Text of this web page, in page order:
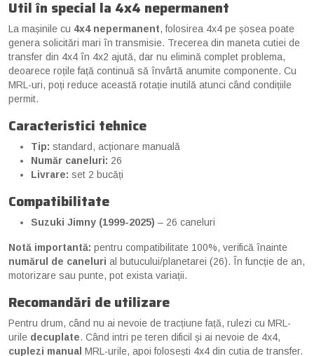
Util în special la 4x4 nepermanent
La mașinile cu 4x4 nepermanent, folosirea 4x4 pe șosea poate
genera solicitări mari în transmisie. Trecerea din maneta cutiei de
transfer din 4x4 în 4x2 ajută, dar nu elimină complet problema,
deoarece roțile față continuă să învârtă anumite componente. Cu
MRL-uri, poți reduce această rotație inutilă atunci când condițiile
permit.
Caracteristici tehnice
Tip: standard, acționare manuală
Număr caneluri: 26
Livrare: set 2 bucăți
Compatibilitate
Suzuki Jimny (1999-2025) – 26 caneluri
Notă importantă: pentru compatibilitate 100%, verifică înainte
numărul de caneluri al butucului/planetarei (26). În funcție de an,
motorizare sau punte, pot exista variații.
Recomandări de utilizare
Pentru drum, când nu ai nevoie de tracțiune față, rulezi cu MRL-
urile decuplate. Când intri pe teren dificil și ai nevoie de 4x4,
cuplezi manual MRL-urile, apoi folosești 4x4 din cutia de transfer.